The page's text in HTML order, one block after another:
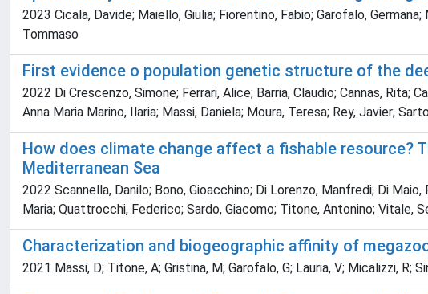
2023 Cicala, Davide; Maiello, Giulia; Fiorentino, Fabio; Garofalo,
Tommaso
First evidence o population genetic structure of the
2022 Di Crescenzo, Simone; Ferrari, Alice; Barria, Claudio; Cannas, Rita;
Anna Maria Marino, Ilaria; Massi, Daniela; Moura, Teresa; Rey, Javier;
How does climate change affect a fishable resource?
Mediterranean Sea
2022 Scannella, Danilo; Bono, Gioacchino; Di Lorenzo, Manfredi; Di
Maria; Quattrocchi, Federico; Sardo, Giacomo; Titone, Antonino; Vitale,
Characterization and biogeographic affinity of
2021 Massi, D; Titone, A; Gristina, M; Garofalo, G; Lauria, V; Micalizzi, R;